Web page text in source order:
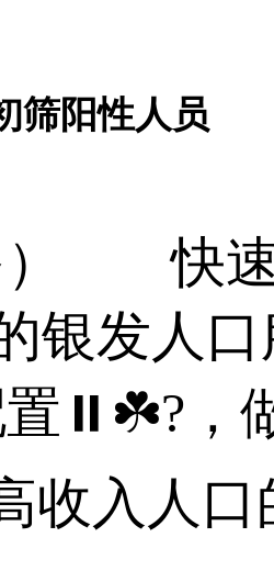
筛阳性人员
） 快速
银发人
⏸☘?，
收入人